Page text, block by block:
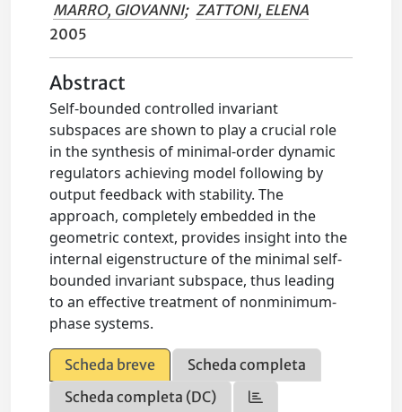
MARRO, GIOVANNI; ZATTONI, ELENA
2005
Abstract
Self-bounded controlled invariant
subspaces are shown to play a crucial role
in the synthesis of minimal-order dynamic
regulators achieving model following by
output feedback with stability. The
approach, completely embedded in the
geometric context, provides insight into the
internal eigenstructure of the minimal self-
bounded invariant subspace, thus leading
to an effective treatment of nonminimum-
phase systems.
Scheda breve
Scheda completa
Scheda completa (DC)